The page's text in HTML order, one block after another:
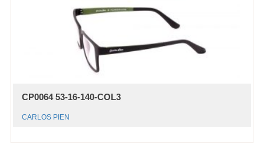
CP0064 53-16-140-COL3
CARLOS PIEN